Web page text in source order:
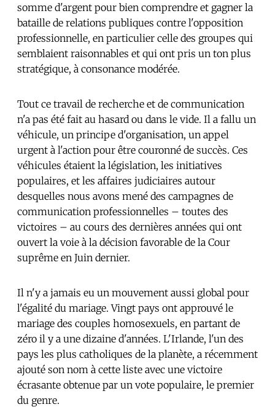
somme d'argent pour bien comprendre et gagner la
bataille de relations publiques contre l'opposition
professionnelle, en particulier celle des groupes qui
semblaient raisonnables et qui ont pris un ton plus
stratégique, à consonance modérée.
Tout ce travail de recherche et de communication
n'a pas été fait au hasard ou dans le vide. Il a fallu un
véhicule, un principe d'organisation, un appel
urgent à l'action pour être couronné de succès. Ces
véhicules étaient la législation, les initiatives
populaires, et les affaires judiciaires autour
desquelles nous avons mené des campagnes de
communication professionnelles – toutes des
victoires – au cours des dernières années qui ont
ouvert la voie à la décision favorable de la Cour
suprême en Juin dernier.
Il n'y a jamais eu un mouvement aussi global pour
l'égalité du mariage. Vingt pays ont approuvé le
mariage des couples homosexuels, en partant de
zéro il y a une dizaine d'années. L'Irlande, l'un des
pays les plus catholiques de la planète, a récemment
ajouté son nom à cette liste avec une victoire
écrasante obtenue par un vote populaire, le premier
du genre.